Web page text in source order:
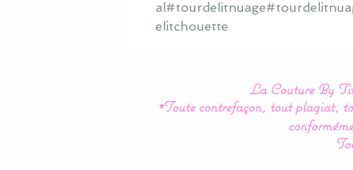
elitchouette
La Couture By
*Toute contrefaçon, tout plagiat,